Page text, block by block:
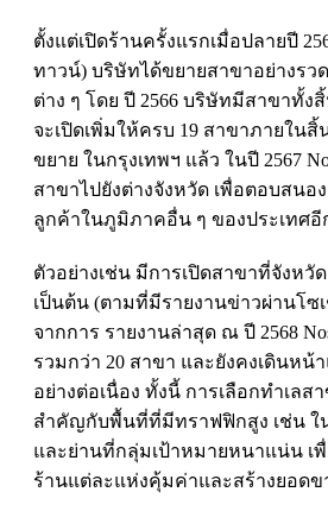
ตั้งแต่เปิดร้านครั้งแรกเมื่อปลายปี
ทาวน์) บริษัทได้ขยายสาขาอย่างรว
ต่าง ๆ โดย ปี 2566 บริษัทมีสาขาทั้ง
จะเปิดเพิ่มให้ครบ 19 สาขาภายในสิ้
ขยาย ในกรุงเทพฯ แล้ว ในปี 2567
สาขาไปยังต่างจังหวัด เพื่อตอบสนอ
ลูกค้าในภูมิภาคอื่น ๆ ของประเทศอี
ตัวอย่างเช่น มีการเปิดสาขาที่จังหวั
เป็นต้น (ตามที่มีรายงานข่าวผ่านโซ
จากการ รายงานล่าสุด ณ ปี 2568
รวมกว่า 20 สาขา และยังคงเดินหน้
อย่างต่อเนื่อง ทั้งนี้ การเลือกทําเลส
สําคัญกับพื้นที่ที่มีทราฟฟิกสูง เช่น ใ
และย่านที่กลุ่มเป้าหมายหนาแน่น เ
ร้านแต่ละแห่งคุ้มค่าและสร้างยอดข